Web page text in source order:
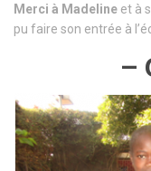
Merci à Madeline et à
pu faire son entrée à
–